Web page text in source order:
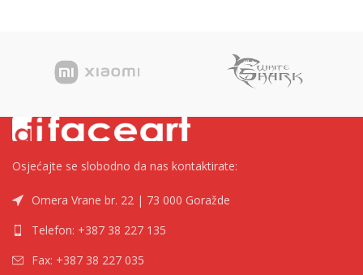
Osjećajte se slobodno da nas kontaktirate:
Omera Vrane br. 22 | 73 000 Goražde
Telefon: +387 38 227 135
Fax: +387 38 227 035